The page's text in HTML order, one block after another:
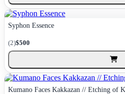
Syphon Essence
(2)$500
Kumano Faces Kakkazan // Etching of